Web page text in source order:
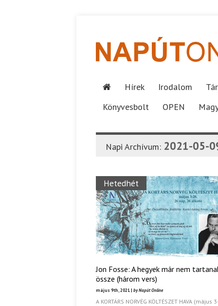
Hírek Irodalom
Könyvesbolt
OPEN
Napi Archívum: 2021-05-
Hetedhét
Jon Fosse: A hegyek már nem
össze (három vers)
május 9th, 2021 | by Napút Online
A KORTÁRS NORVÉG KÖLTÉSZET HAVA (május